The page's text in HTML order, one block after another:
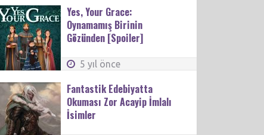
Yes, Your Grace:
Oynamamış Birinin
Gözünden [Spoiler]
5 yıl önce
Fantastik Edebiyatta
Okuması Zor Acayip İmlalı
İsimler